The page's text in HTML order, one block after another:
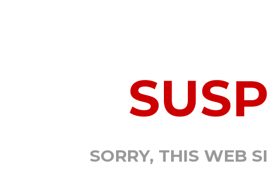
SORRY, THIS WEB